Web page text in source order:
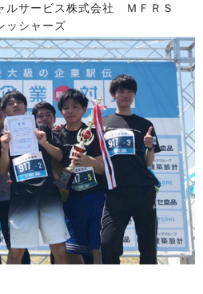
ルサービス株式会社 ＭＦＲＳ
ッシャーズ